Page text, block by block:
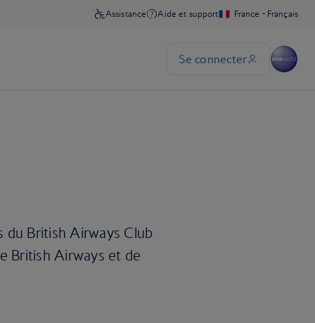
du British Airways Club
British Airways et de